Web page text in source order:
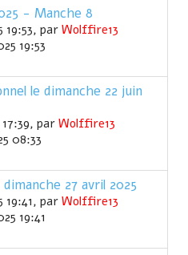
- Manche 8
19:53, par Wolffire13
19:53
le dimanche 22 juin
par Wolffire13
08:33
27 avril 2025
19:41, par Wolffire13
19:41